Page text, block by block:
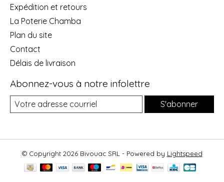
Expédition et retours
La Poterie Chamba
Plan du site
Contact
Délais de livraison
Abonnez-vous à notre infolettre
S'abonner
© Copyright 2026 Bivouac SRL - Powered by Lightspeed